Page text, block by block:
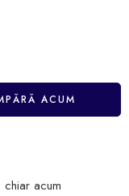
ACUM
acum